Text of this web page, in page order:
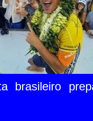
brasileiro